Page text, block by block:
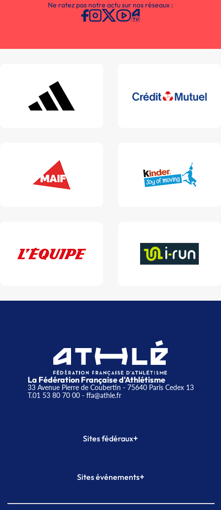
Ne ratez pas notre actu sur nos réseaux :
La Fédération Française d'Athlétisme
33 Avenue Pierre de Coubertin - 75640 Paris Cedex 13
T.01 53 80 70 00- ffa@athle.fr
Sites fédéraux+
Plateforme Formation
Sites événements+
Meeting de Paris indoor